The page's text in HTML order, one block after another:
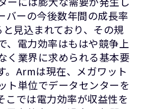
バーの今後数年間の成長率
見込まれており、その規
、電力効率はもはや競争上
く業界に求められる基本要
。Armは現在、メガワット
ト単位でデータセンターを
こでは電力効率が収益性を